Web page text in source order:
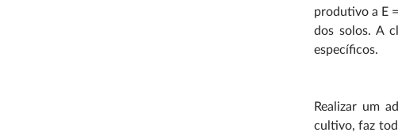
produtivo a E
dos solos. A
específicos.
Realizar um
cultivo, faz